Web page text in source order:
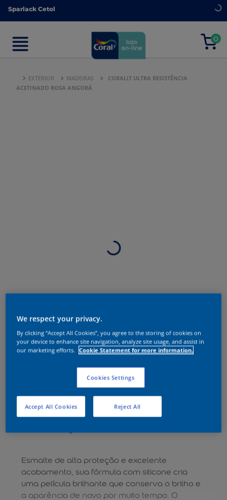
Sparlack Cetol
0
Sparlack Cetol
0
EXTERIOR MADEIRAS
CORALIT ULTRA RESISTÊNCIA
ACETINADO ROSA ANGORÁ
Esmalte de alta proteção e excelente
acabamento, sua fórmula com silicone cria
uma película brilhante que conserva o brilho e
a aparência de novo por muito tempo. O
We respect your privacy.
By clicking “Accept All Cookies”, you agree to the storing of cookies on
your device to enhance site navigation, analyze site usage, and assist in
our marketing efforts.
Cookie Statement for more information.
Cookies Settings
Reject All
Accept All Cookies